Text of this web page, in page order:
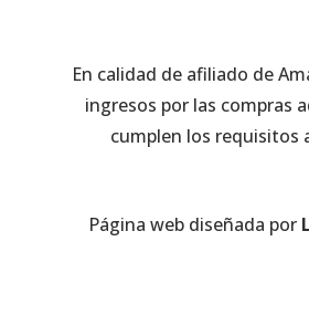
En calidad de afiliado de
ingresos por las compras
cumplen los requisitos
Página web diseñada por